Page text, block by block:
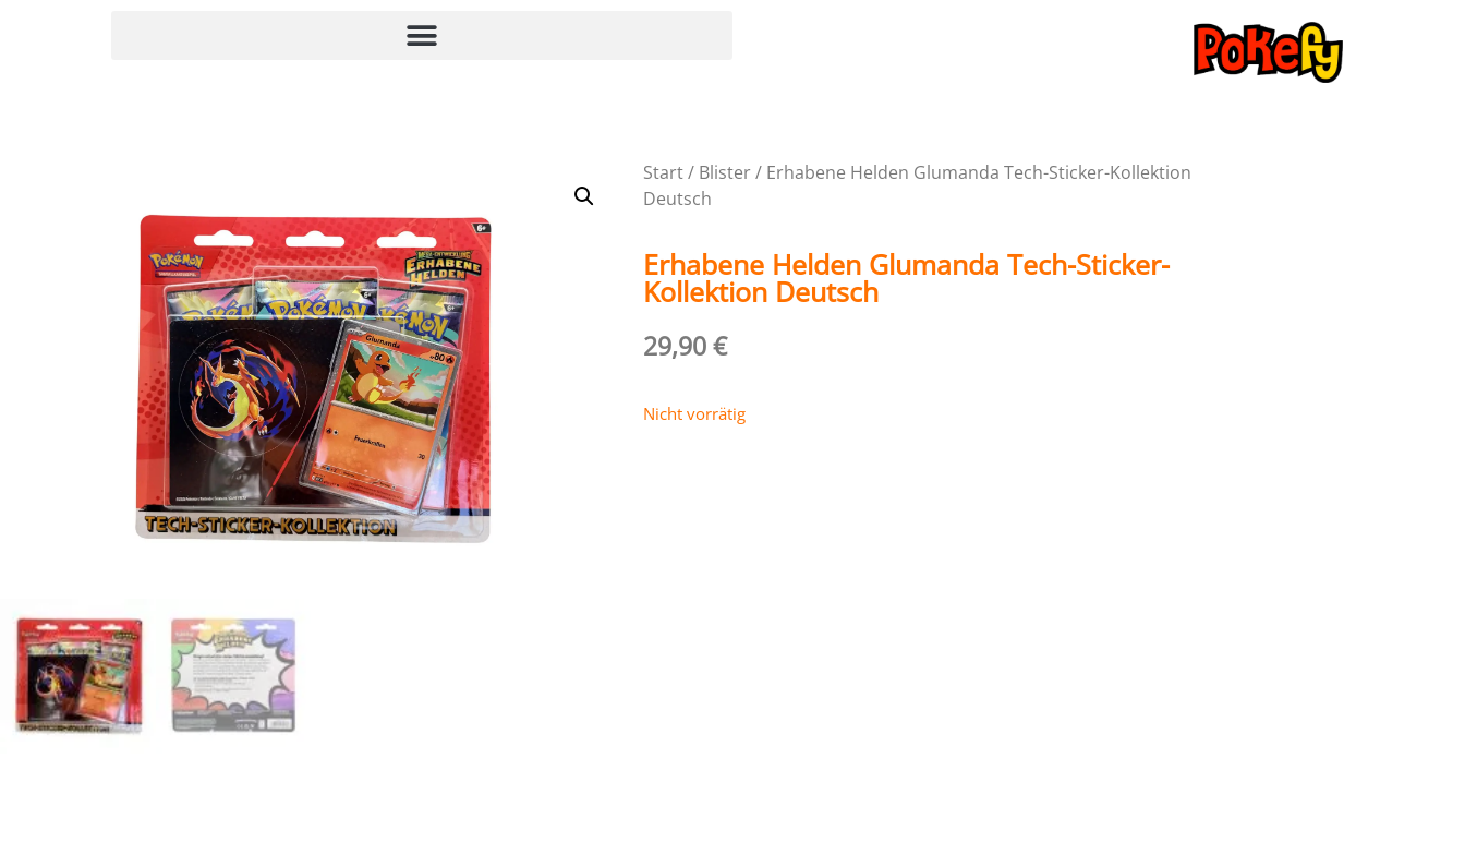
Start/ Blister/ Erhabene Helden Glumanda Tech-Sticker-Kollektion
Deutsch
Erhabene Helden Glumanda Tech-Sticker-
Kollektion Deutsch
29,90€
Nicht vorrätig